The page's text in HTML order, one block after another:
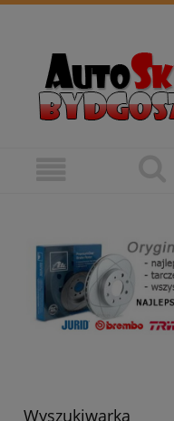
Wyszukiwarka